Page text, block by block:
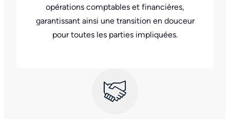
opérations comptables et financières,
garantissant ainsi une transition en douceur
pour toutes les parties impliquées.